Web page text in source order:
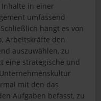
in einer
umfassend
hängt es von
Arbeitskräfte den
auszuwählen, zu
eine strategische und
mit den das
Aufgaben befasst, zu